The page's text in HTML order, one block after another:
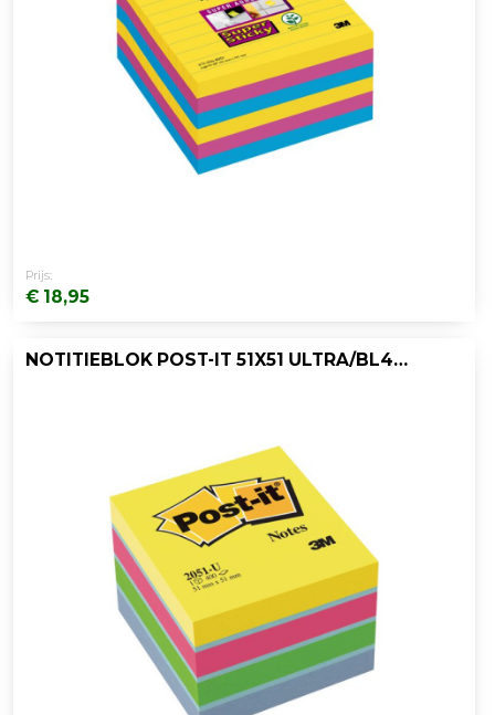
Prijs:
€ 18,95
NOTITIEBLOK POST-IT 51X51 ULTRA/BL400V